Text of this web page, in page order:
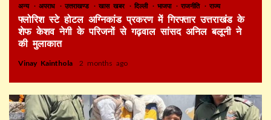
अन्य अपराध उत्तराखण्ड खास खबर दिल्ली भाजपा राजनीति राज्य
फ्लोरिश स्टे होटल अग्निकांड प्रकरण में गिरफ्तार उत्तराखंड के
शेफ केशव नेगी के परिजनों से गढ़वाल सांसद अनिल बलूनी ने
की मुलाकात
Vinay Kainthola 2 months ago